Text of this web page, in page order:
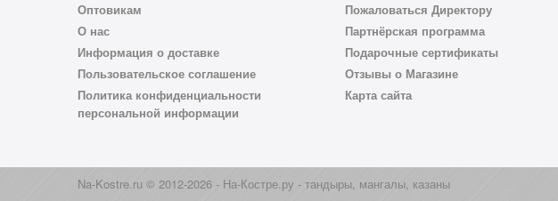
Оптовикам
О нас
Информация о доставке
Пользовательское соглашение
Политика конфиденциальности
персональной информации
Пожаловаться Директору
Партнёрская программа
Подарочные сертификаты
Отзывы о Магазине
Карта сайта
Na-Kostre.ru © 2012-2026 - На-Костре.ру - тандыры, мангалы, казаны